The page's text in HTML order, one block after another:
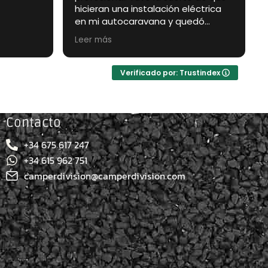
de
hicieran una instalación eléctrica
en mi autocaravana y quedó
espectacular, también recomendé
a mi familia para que les asesoren
con su furgo.
Muy recomendable trato
personalizado y eficaz!!!
Leer más
Verificado por: Trustindex
Contacto
+34 675 617 247
+34 615 962 751
camperdivision@camperdivision.com